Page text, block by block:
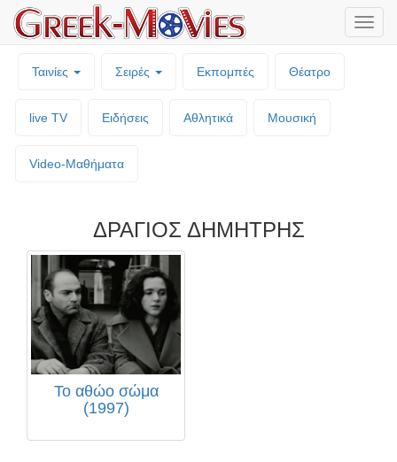
Ταινίες Σειρές Εκπομπές Θέατρο
live TV Ειδήσεις Αθλητικά Μουσική
Video-Mαθήματα
ΔΡΑΓΙΟΣ ΔΗΜΗΤΡΗΣ
Το αθώο σώμα
(1997)